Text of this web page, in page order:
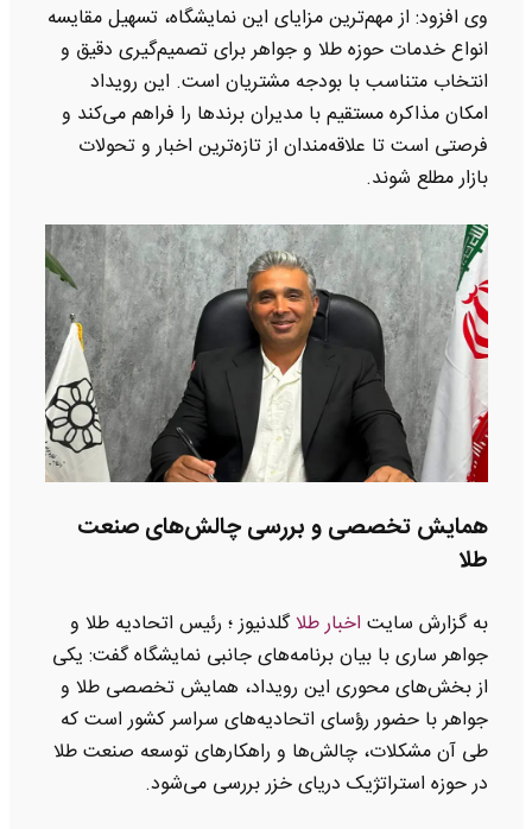
وی افزود: از مهم‌ترین مزایای این نمایشگاه، تسهیل مقایسه
انواع خدمات حوزه طلا و جواهر برای تصمیم‌گیری دقیق و
انتخاب متناسب با بودجه مشتریان است. این رویداد
امکان مذاکره مستقیم با مدیران برندها را فراهم می‌کند و
فرصتی است تا علاقه‌مندان از تازه‌ترین اخبار و تحولات
بازار مطلع شوند.
همایش تخصصی و بررسی چالش‌های صنعت
طلا
به گزارش سایت اخبار طلاگلدنیوز ؛ رئیس اتحادیه طلا و
جواهر ساری با بیان برنامه‌های جانبی نمایشگاه گفت: یکی
از بخش‌های محوری این رویداد، همایش تخصصی طلا و
جواهر با حضور رؤسای اتحادیه‌های سراسر کشور است که
طی آن مشکلات، چالش‌ها و راهکارهای توسعه صنعت طلا
در حوزه استراتژیک دریای خزر بررسی می‌شود.